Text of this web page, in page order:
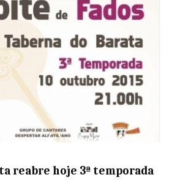
reabre hoje 3ª temporada